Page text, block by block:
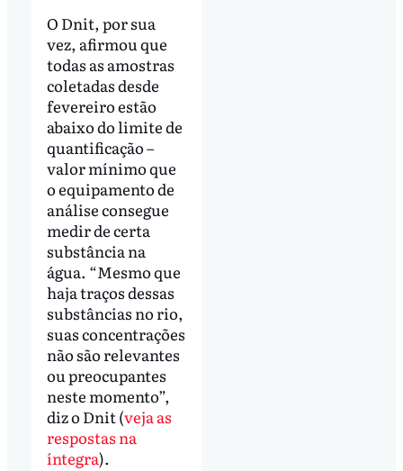
O Dnit, por sua
vez, afirmou que
todas as amostras
coletadas desde
fevereiro estão
abaixo do limite de
quantificação –
valor mínimo que
o equipamento de
análise consegue
medir de certa
substância na
água. “Mesmo que
haja traços dessas
substâncias no rio,
suas concentrações
não são relevantes
ou preocupantes
neste momento”,
diz o Dnit (veja as
respostas na
íntegra).